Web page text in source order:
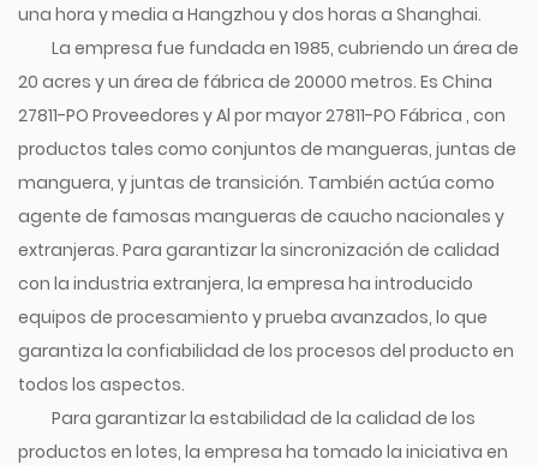
una hora y media a Hangzhou y dos horas a Shanghai.
La empresa fue fundada en 1985, cubriendo un área de
20 acres y un área de fábrica de 20000 metros. Es China
27811-PO Proveedores yAl por mayor 27811-PO Fábrica , con
productos tales como conjuntos de mangueras, juntas de
manguera, y juntas de transición. También actúa como
agente de famosas mangueras de caucho nacionales y
extranjeras. Para garantizar la sincronización de calidad
con la industria extranjera, la empresa ha introducido
equipos de procesamiento y prueba avanzados, lo que
garantiza la confiabilidad de los procesos del producto en
todos los aspectos.
Para garantizar la estabilidad de la calidad de los
productos en lotes, la empresa ha tomado la iniciativa en